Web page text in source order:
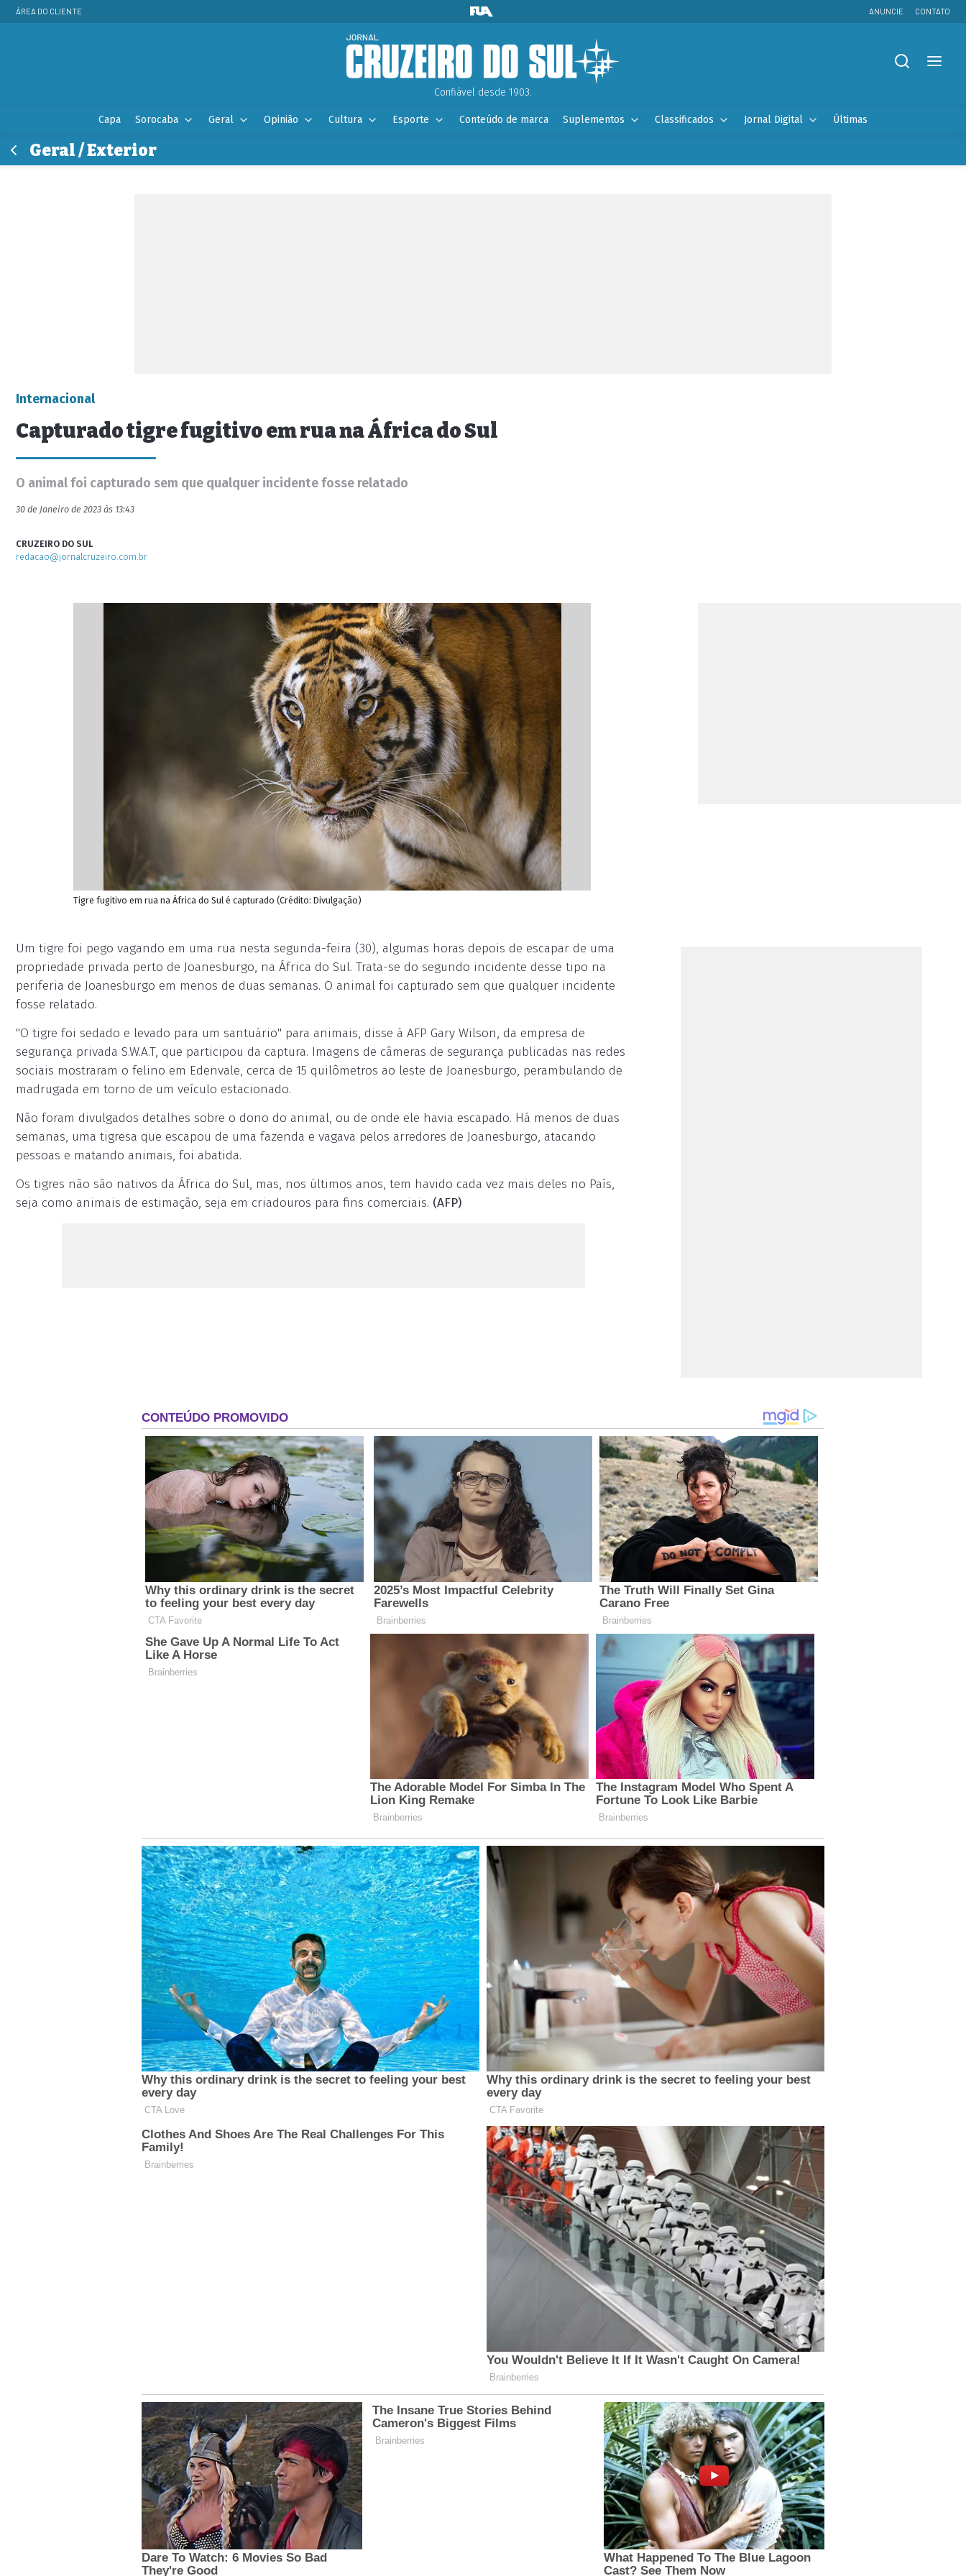
ÁREA DO CLIENTE ANUNCIE CONTATO
Confiável desde 1903.
Capa Sorocaba Geral Opinião Cultura Esporte Conteúdo de marca Suplementos Classificados Jornal Digital Últimas
Geral / Exterior
Internacional
Capturado tigre fugitivo em rua na África do Sul
O animal foi capturado sem que qualquer incidente fosse relatado
30 de Janeiro de 2023 às 13:43
CRUZEIRO DO SUL
redacao@jornalcruzeiro.com.br
Tigre fugitivo em rua na África do Sul é capturado (Crédito: Divulgação)
Um tigre foi pego vagando em uma rua nesta segunda-feira (30), algumas horas depois de escapar de uma
propriedade privada perto de Joanesburgo, na África do Sul. Trata-se do segundo incidente desse tipo na
periferia de Joanesburgo em menos de duas semanas. O animal foi capturado sem que qualquer incidente
fosse relatado.
"O tigre foi sedado e levado para um santuário" para animais, disse à AFP Gary Wilson, da empresa de
segurança privada S.W.A.T, que participou da captura. Imagens de câmeras de segurança publicadas nas redes
sociais mostraram o felino em Edenvale, cerca de 15 quilômetros ao leste de Joanesburgo, perambulando de
madrugada em torno de um veículo estacionado.
Não foram divulgados detalhes sobre o dono do animal, ou de onde ele havia escapado. Há menos de duas
semanas, uma tigresa que escapou de uma fazenda e vagava pelos arredores de Joanesburgo, atacando
pessoas e matando animais, foi abatida.
Os tigres não são nativos da África do Sul, mas, nos últimos anos, tem havido cada vez mais deles no País,
seja como animais de estimação, seja em criadouros para fins comerciais. (AFP)